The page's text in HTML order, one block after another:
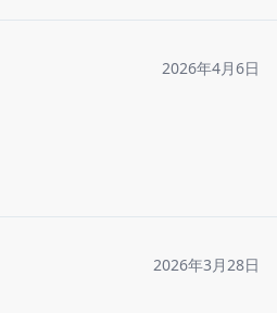
2026年4月6日
2026年3月28日